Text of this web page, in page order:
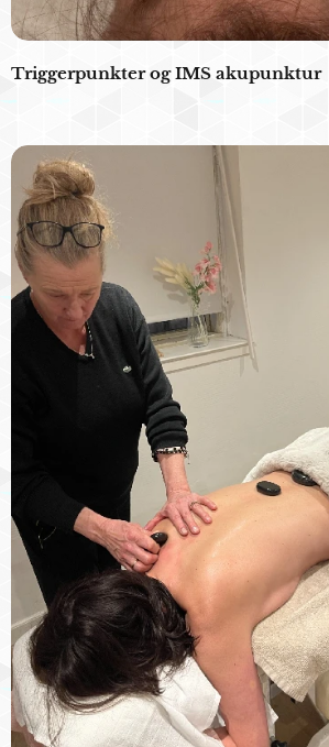
Triggerpunkter og IMS akupunktur